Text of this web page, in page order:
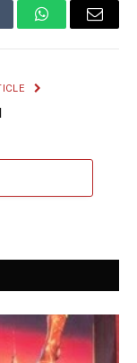
WhatsAppEmail